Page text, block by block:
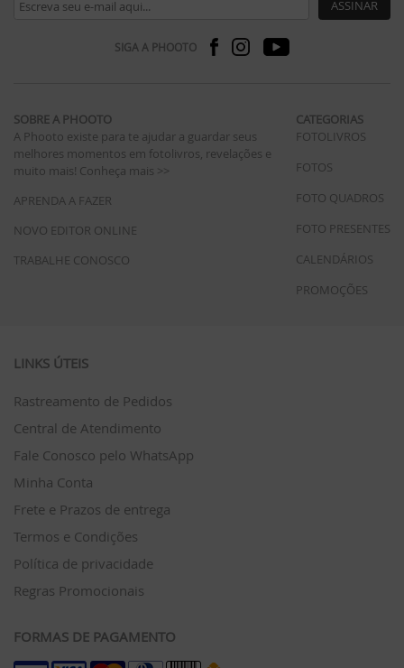
ASSINAR
SIGA A PHOOTO
SOBRE A PHOOTO
A Phooto existe para te ajudar a guardar seus
melhores momentos em fotolivros, revelações e
muito mais! Conheça mais >>
APRENDA A FAZER
NOVO EDITOR ONLINE
TRABALHE CONOSCO
CATEGORIAS
FOTOLIVROS
FOTOS
FOTO QUADROS
FOTO PRESENTES
CALENDÁRIOS
PROMOÇÕES
LINKS ÚTEIS
Rastreamento de Pedidos
Central de Atendimento
Fale Conosco pelo WhatsApp
Minha Conta
Frete e Prazos de entrega
Termos e Condições
Política de privacidade
Regras Promocionais
FORMAS DE PAGAMENTO